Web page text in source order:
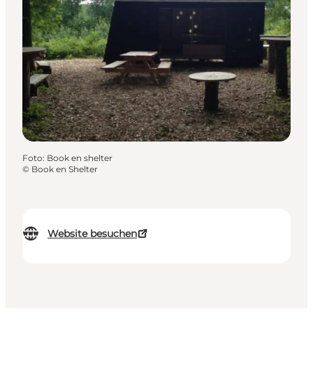
Website besuchen
Foto: Book en shelter
© Book en Shelter